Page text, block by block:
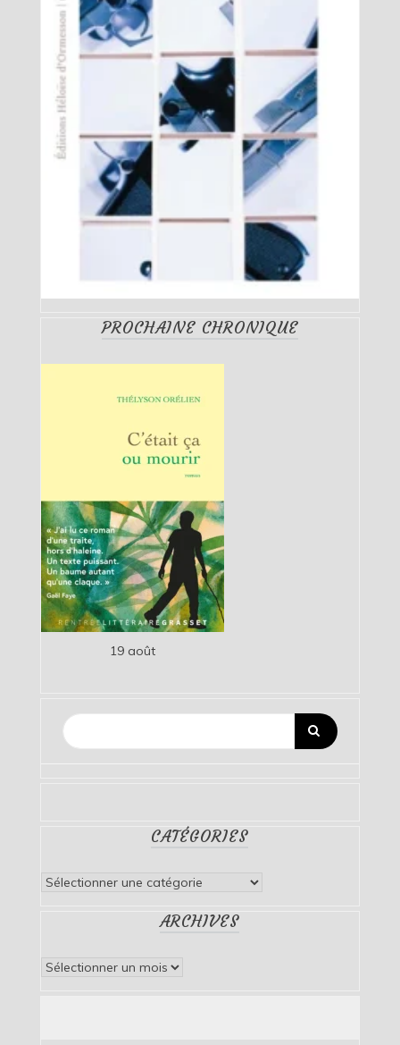
PROCHAINE CHRONIQUE
19 août
CATÉGORIES
Catégories
ARCHIVES
Archives